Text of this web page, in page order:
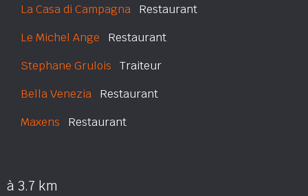
La Casa di Campagna Restaurant
Le Michel Ange Restaurant
Stephane Grulois Traiteur
Bella Venezia Restaurant
Maxens Restaurant
à 3.7 km